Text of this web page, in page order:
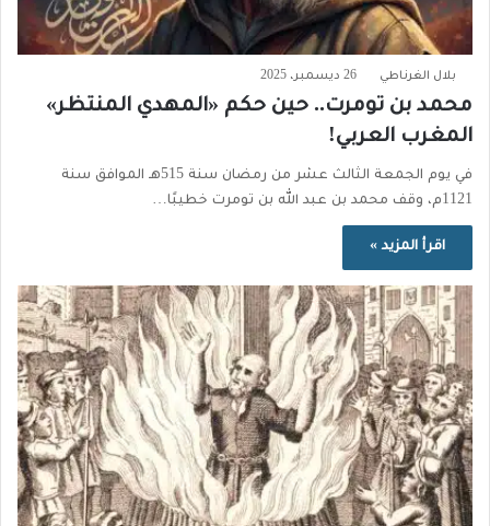
بلال الغرناطي 26 ديسمبر، 2025
محمد بن تومرت.. حين حكم «المهدي المنتظر»
المغرب العربي!
في يوم الجمعة الثالث عشر من رمضان سنة 515هـ الموافق سنة
1121م، وقف محمد بن عبد الله بن تومرت خطيبًا…
اقرأ المزيد »